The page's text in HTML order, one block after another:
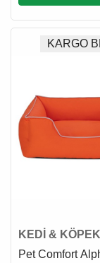
KARGO
KEDİ &
Pet Comfort